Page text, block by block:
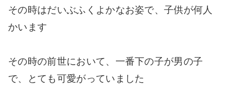
その時はだいぶふくよかなお姿で、子供が何人
かいます
その時の前世において、一番下の子が男の子
で、とても可愛がっていました